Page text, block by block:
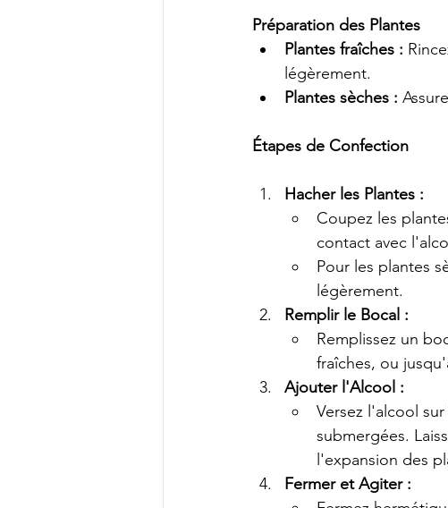
Préparation des Plantes
Plantes fraîches :
légèrement.
Plantes sèches :
Étapes de Confection
Hacher les Plantes :
Coupez les
contact avec
Pour les plantes
légèrement.
Remplir le Bocal :
Remplissez un
fraîches, ou
Ajouter l'Alcool :
Versez l'alcool
submergées.
l'expansion des
Fermer et Agiter :